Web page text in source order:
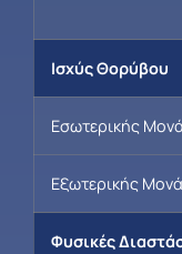
Ισχύς Θορύβου
Εσωτερικής
Εξωτερικής
Φυσικές